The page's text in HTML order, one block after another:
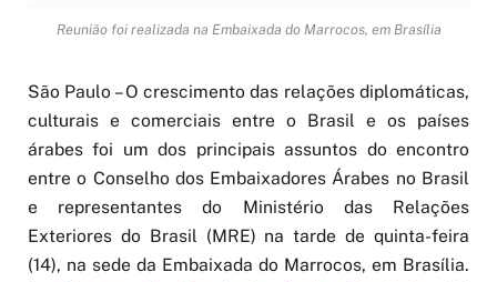
Reunião foi realizada na Embaixada do Marrocos, em Brasília
São Paulo – O crescimento das relações diplomáticas,
culturais e comerciais entre o Brasil e os países
árabes foi um dos principais assuntos do encontro
entre o Conselho dos Embaixadores Árabes no Brasil
e representantes do Ministério das Relações
Exteriores do Brasil (MRE) na tarde de quinta-feira
(14), na sede da Embaixada do Marrocos, em Brasília.